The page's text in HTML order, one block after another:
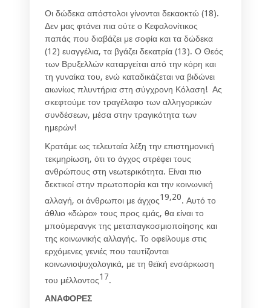
Οι δώδεκα απόστολοι γίνονται δεκαοκτώ (18).
Δεν μας φτάνει πια ούτε ο Κεφαλονίτικος
παπάς που διαβάζει με σοφία και τα δώδεκα
(12) ευαγγέλια, τα βγάζει δεκατρία (13). Ο Θεός
των Βρυξελλών καταργείται από την κόρη και
τη γυναίκα του, ενώ καταδικάζεται να βιδώνει
αιωνίως πλυντήρια στη σύγχρονη Κόλαση! Ας
σκεφτούμε τον τραγέλαφο των αλληγορικών
συνδέσεων, μέσα στην τραγικότητα των
ημερών!
Κρατάμε ως τελευταία λέξη την επιστημονική
τεκμηρίωση, ότι το άγχος στρέφει τους
ανθρώπους στη νεωτερικότητα. Είναι πιο
δεκτικοί στην πρωτοπορία και την κοινωνική
αλλαγή, οι άνθρωποι με άγχος19,20. Αυτό το
άθλιο «δώρο» τους προς εμάς, θα είναι το
μπούμερανγκ της μεταπαγκοσμιοποίησης και
της κοινωνικής αλλαγής. Το οφείλουμε στις
ερχόμενες γενιές που ταυτίζονται
κοινωνιοψυχολογικά, με τη θεϊκή ενσάρκωση
του μέλλοντος17.
ΑΝΑΦΟΡΕΣ